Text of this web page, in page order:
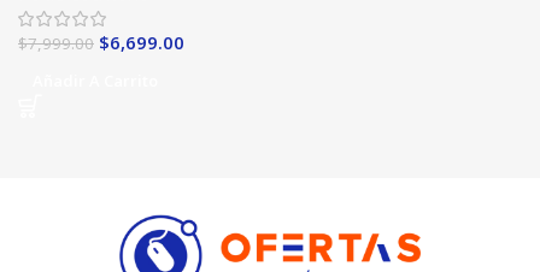
$7,999.00 $6,699.00